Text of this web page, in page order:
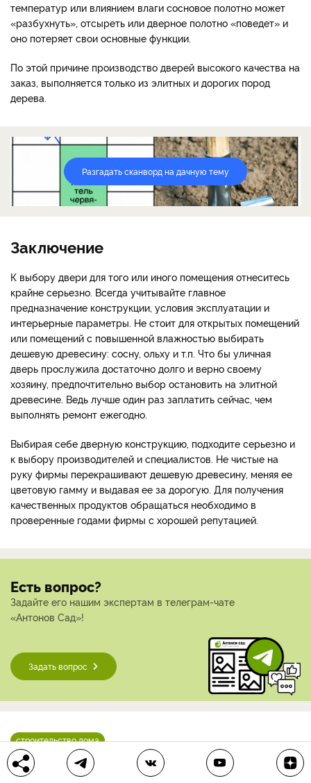
температур или влиянием влаги сосновое полотно может
«разбухнуть», отсыреть или дверное полотно «поведет» и
оно потеряет свои основные функции.
По этой причине производство дверей высокого качества на
заказ, выполняется только из элитных и дорогих пород
дерева.
Разгадать сканворд на дачную тему
Заключение
К выбору двери для того или иного помещения отнеситесь
крайне серьезно. Всегда учитывайте главное
предназначение конструкции, условия эксплуатации и
интерьерные параметры. Не стоит для открытых помещений
или помещений с повышенной влажностью выбирать
дешевую древесину: сосну, ольху и т.п. Что бы уличная
дверь прослужила достаточно долго и верно своему
хозяину, предпочтительно выбор остановить на элитной
древесине. Ведь лучше один раз заплатить сейчас, чем
выполнять ремонт ежегодно.
Выбирая себе дверную конструкцию, подходите серьезно и
к выбору производителей и специалистов. Не чистые на
руку фирмы перекрашивают дешевую древесину, меняя ее
цветовую гамму и выдавая ее за дорогую. Для получения
качественных продуктов обращаться необходимо в
проверенные годами фирмы с хорошей репутацией.
Есть вопрос?
Задайте его нашим экспертам в телеграм-чате
«Антонов Сад»!
Задать вопрос
строительство дома